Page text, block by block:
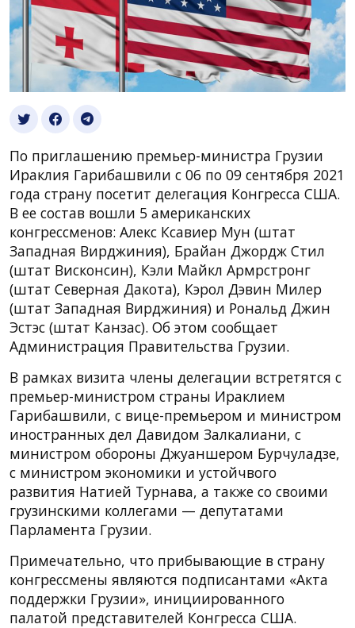
По приглашению премьер-министра Грузии
Ираклия Гарибашвили с 06 по 09 сентября 2021
года страну посетит делегация Конгресса США.
В ее состав вошли 5 американских
конгрессменов: Алекс Ксавиер Мун (штат
Западная Вирджиния), Брайан Джордж Стил
(штат Висконсин), Кэли Майкл Армрстронг
(штат Северная Дакота), Кэрол Дэвин Милер
(штат Западная Вирджиния) и Рональд Джин
Эстэс (штат Канзас). Об этом сообщает
Администрация Правительства Грузии.
В рамках визита члены делегации встретятся с
премьер-министром страны Ираклием
Гарибашвили, с вице-премьером и министром
иностранных дел Давидом Залкалиани, с
министром обороны Джуаншером Бурчуладзе,
с министром экономики и устойчвого
развития Натией Турнава, а также со своими
грузинскими коллегами — депутатами
Парламента Грузии.
Примечательно, что прибывающие в страну
конгрессмены являются подписантами «Акта
поддержки Грузии», инициированного
палатой представителей Конгресса США.